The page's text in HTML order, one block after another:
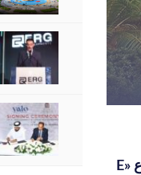
« UDG للتطوير» تحقق 200 مليون جنيه مبيعات تعاقدية بمشروع «E